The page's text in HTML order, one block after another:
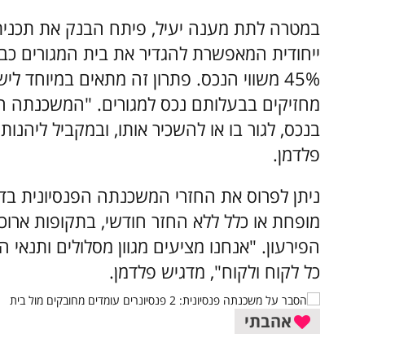
במטרה לתת מענה יעיל, פיתח הבנק את
ייחודית המאפשרת להגדיר את בית המגורים
מחזיקים בבעלותם נכס למגורים. "המשכנתה
בנכס, לגור בו או להשכיר אותו, ובמקביל
פלדמן.
ניתן לפרוס את החזרי המשכנתה הפנסיונית
הפירעון. "אנחנו מציעים מגוון מסלולים
כל לקוח ולקוח", מדגיש פלדמן.
אהבתי